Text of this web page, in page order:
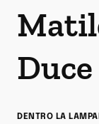
Duce
DENTRO LA